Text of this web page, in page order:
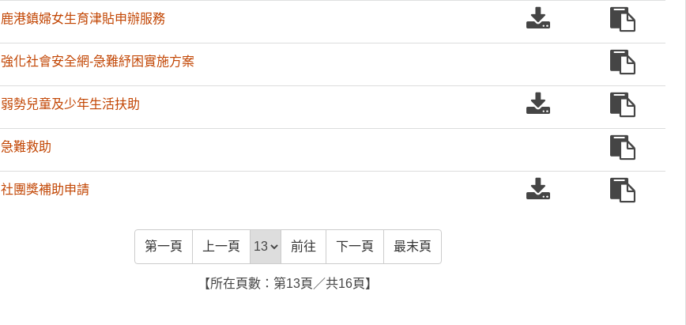
辦
法
表
單
載
申
請
辦
法
鹿港鎮婦女生育津貼申辦服務
表
下
載
申
請
辦
法
強化社會安全網-急難紓困實施方案
申
請
辦
法
弱勢兒童及少年生活扶助
表
下
申
請
辦
法
急難救助
申
請
社團獎補助申請
第一頁 上一頁 前往頁 前往 下一頁 最末頁
【所在頁數：第13頁／共16頁】